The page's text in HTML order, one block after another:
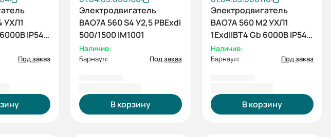
УХЛ1
IP54
Под заказ
Электродвигатель
ВАО7А 560 S4 У2,5 PBЕхdI
500/1500 IM1001
Наличие:
Барнаул: Под заказ
В корзину
Электродвигатель
ВАО7А 560 М2 УХЛ1
1ExdIIBT4 Gb 6000В IP54
630/3000 IM1001
Наличие:
Барнаул: Под заказ
В корзину